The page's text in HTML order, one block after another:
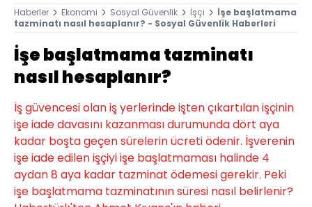
Haberler Ekonomi Sosyal Güvenlik İşçi
İşe başlatmama
tazminatı nasıl hesaplanır? - Sosyal Güvenlik Haberleri
İşe başlatmama tazminatı
nasıl hesaplanır?
İş güvencesi olan iş yerlerinde işten çıkartılan işçinin
işe iade davasını kazanması durumunda dört aya
kadar boşta geçen sürelerin ücreti ödenir. İşverenin
işe iade edilen işçiyi işe başlatmaması halinde 4
aydan 8 aya kadar tazminat ödemesi gerekir. Peki
işe başlatmama tazminatının süresi nasıl belirlenir?